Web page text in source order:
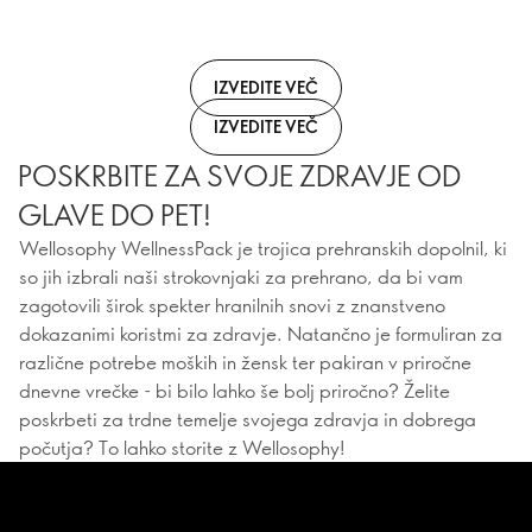
IZVEDITE VEČ
IZVEDITE VEČ
POSKRBITE ZA SVOJE ZDRAVJE OD
GLAVE DO PET!
Wellosophy WellnessPack je trojica prehranskih dopolnil, ki
so jih izbrali naši strokovnjaki za prehrano, da bi vam
zagotovili širok spekter hranilnih snovi z znanstveno
dokazanimi koristmi za zdravje. Natančno je formuliran za
različne potrebe moških in žensk ter pakiran v priročne
dnevne vrečke - bi bilo lahko še bolj priročno? Želite
poskrbeti za trdne temelje svojega zdravja in dobrega
počutja? To lahko storite z Wellosophy!